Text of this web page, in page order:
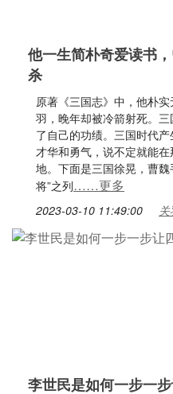
他一生简朴奇爱读书
杀
原著《三国志》中，他朴
羽，晚年却被冷箭射死。
了自己的功绩。三国时代
才华和勇气，说不定就能
地。下面是三国徐晃，曹
将”之列……更多
2023-03-10 11:49:00
李世民是如何一步一